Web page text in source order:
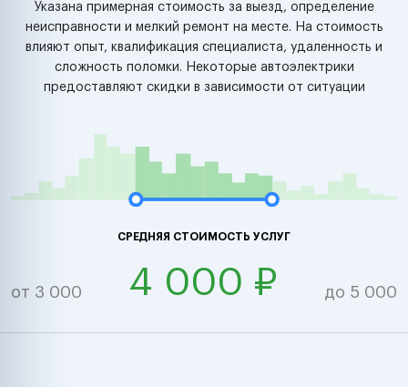
Указана примерная стоимость за выезд, определение
неисправности и мелкий ремонт на месте. На стоимость
влияют опыт, квалификация специалиста, удаленность и
сложность поломки. Некоторые автоэлектрики
предоставляют скидки в зависимости от ситуации
СРЕДНЯЯ СТОИМОСТЬ УСЛУГ
от 3 000 4 000 ₽ до 5 000